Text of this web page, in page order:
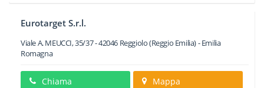
Eurotarget S.r.l.
Viale A. MEUCCI, 35/37-42046 Reggiolo(Reggio Emilia) -Emilia
Romagna
Chiama Mappa